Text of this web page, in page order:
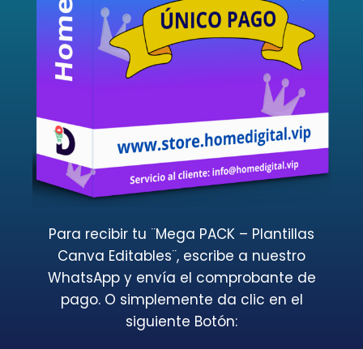
Para recibir tu ¨Mega PACK – Plantillas
Canva Editables¨, escribe a nuestro
WhatsApp y envía el comprobante de
pago. O simplemente da clic en el
siguiente Botón: